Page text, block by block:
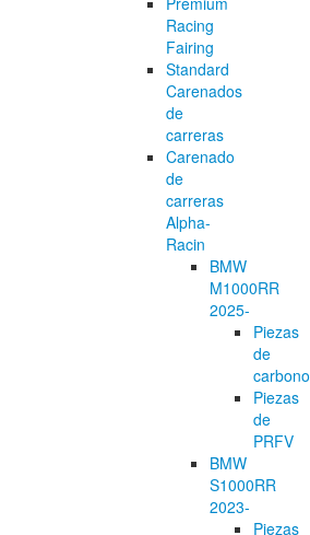
Racing
Fairing
Standard
Carenados
de
carreras
Carenado
de
carreras
Alpha-
Racin
BMW
M1000RR
2025-
Piezas
de
carbono
Piezas
de
PRFV
BMW
S1000RR
2023-
Piezas